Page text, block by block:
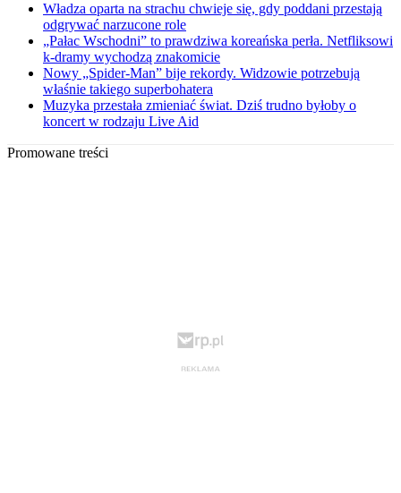
Władza oparta na strachu chwieje się, gdy poddani przestają
odgrywać narzucone role
„Pałac Wschodni” to prawdziwa koreańska perła. Netfliksowi
k-dramy wychodzą znakomicie
Nowy „Spider-Man” bije rekordy. Widzowie potrzebują
właśnie takiego superbohatera
Muzyka przestała zmieniać świat. Dziś trudno byłoby o
koncert w rodzaju Live Aid
Promowane treści